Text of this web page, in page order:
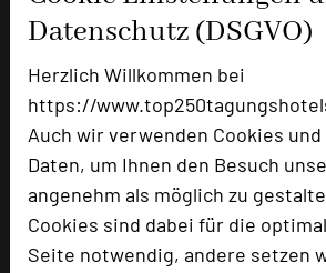
Datenschutz (DSGVO)
Herzlich Willkommen bei
https://
Auch wir verwenden Cookies
Daten, um Ihnen den Besuch
angenehm als möglich zu
Cookies sind dabei für die
Seite notwendig, andere setzen
Parlamentarisch
Reihenbestuhlung
Ausstellungsfläche
Doppelzimmer
Einzelzimmer
Suite
Maisonettes